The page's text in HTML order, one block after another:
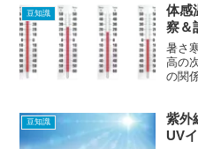
豆知識
体感
察＆
暑さ
高の
の関
豆知識
紫外
UV